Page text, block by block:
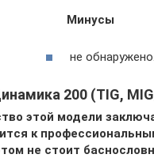
Минусы
не обнаружено.
200 (TIG,
этой модели
к
не стоит